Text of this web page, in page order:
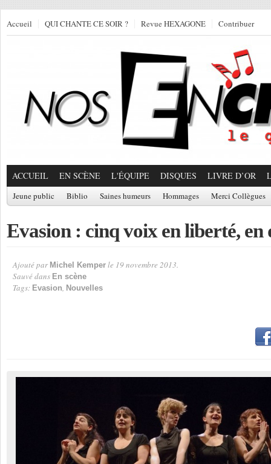
Accueil QUI CHANTE CE SOIR ? Revue HEXAGONE Contribuer
ACCUEIL EN SCÈNE L'ÉQUIPE DISQUES LIVRE D’OR
Jeune public Biblio Saines humeurs Hommages Merci Collègues
Evasion : cinq voix en liberté, en
Ajouté par Michel Kemper le 19 novembre 2013.
Sauvé dans En scène
Tags: Evasion, Nouvelles